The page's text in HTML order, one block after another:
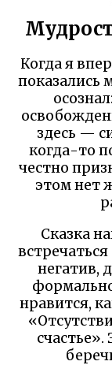
Когда я
показались
здесь —
когда-то
честно
этом нет
Сказка
негатив,
нравится,